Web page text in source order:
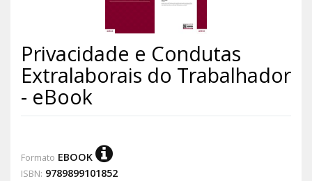
Privacidade e Condutas
Extralaborais do Trabalhador
- eBook
Formato EBOOK
ISBN: 9789899101852